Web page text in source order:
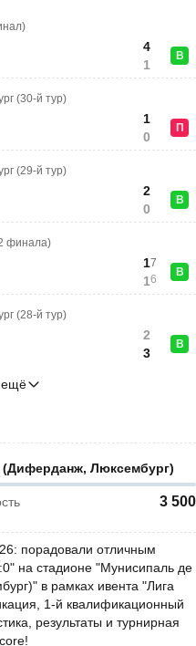
4
1
В
(30-й тур)
1
0
П
(29-й тур)
2
0
В
финала)
1
1
7
6
В
(28-й тур)
2
3
В
ещё
Люксембург)
3 500
порадовали отличным
на стадионе "Мунисипаль де
в рамках ивента "Лига
1-й квалификационный
результаты и турнирная